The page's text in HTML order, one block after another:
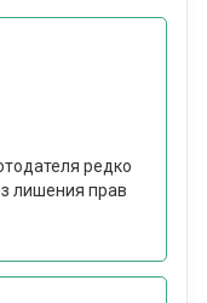
редко
лишения прав